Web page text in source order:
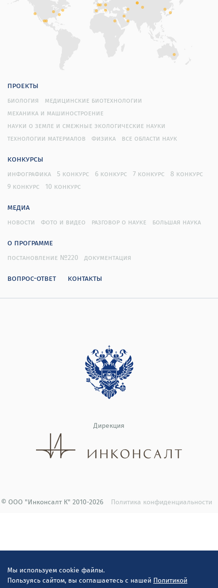
Мы используем cookie файлы.
Пользуясь сайтом, вы соглашаетесь с нашей Политикой
проекты
биология
медицинские биотехнологии
механика и машиностроение
науки о земле и смежные экологические науки
технологии материалов
физика все области наук
конкурсы
инфографика 5 конкурс 6 конкурс 7 конкурс
8 конкурс
9 конкурс
10 конкурс
медиа
новости фото и видео разговор о науке большая наука
о программе
постановление №220 документация
вопрос-ответ контакты
Дирекция
© ООО "Инконсалт К" 2010-2026 Политика конфиденциальности